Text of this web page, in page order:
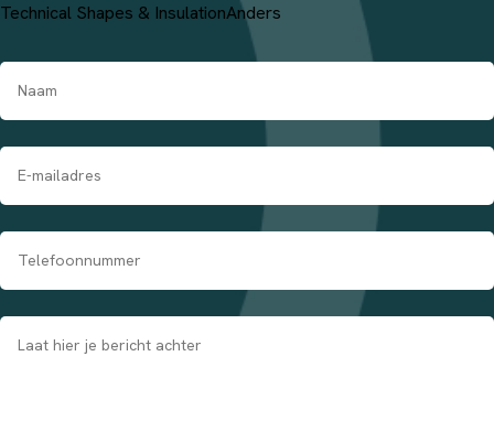
Technical Shapes & InsulationAnders